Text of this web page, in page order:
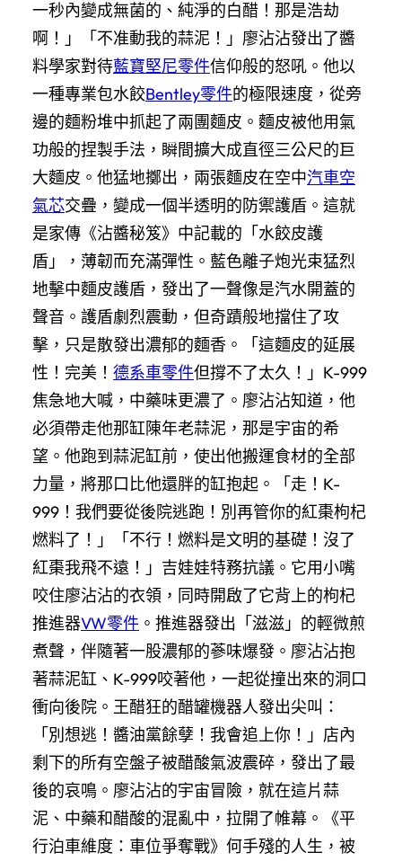
一秒內變成無菌的、純淨的白醋！那是浩劫
啊！」「不准動我的蒜泥！」廖沾沾發出了醬
料學家對待藍寶堅尼零件信仰般的怒吼。他以
一種專業包水餃Bentley零件的極限速度，從旁
邊的麵粉堆中抓起了兩團麵皮。麵皮被他用氣
功般的捏製手法，瞬間擴大成直徑三公尺的巨
大麵皮。他猛地擲出，兩張麵皮在空中汽車空
氣芯交疊，變成一個半透明的防禦護盾。這就
是家傳《沾醬秘笈》中記載的「水餃皮護
盾」，薄韌而充滿彈性。藍色離子炮光束猛烈
地擊中麵皮護盾，發出了一聲像是汽水開蓋的
聲音。護盾劇烈震動，但奇蹟般地擋住了攻
擊，只是散發出濃郁的麵香。「這麵皮的延展
性！完美！ 德系車零件但撐不了太久！」K-999
焦急地大喊，中藥味更濃了。廖沾沾知道，他
必須帶走他那缸陳年老蒜泥，那是宇宙的希
望。他跑到蒜泥缸前，使出他搬運食材的全部
力量，將那口比他還胖的缸抱起。「走！K-
999！我們要從後院逃跑！別再管你的紅棗枸杞
燃料了！」「不行！燃料是文明的基礎！沒了
紅棗我飛不遠！」吉娃娃特務抗議。它用小嘴
咬住廖沾沾的衣領，同時開啟了它背上的枸杞
推進器VW零件 。推進器發出「滋滋」的輕微煎
煮聲，伴隨著一股濃郁的蔘味爆發。廖沾沾抱
著蒜泥缸、K-999咬著他，一起從撞出來的洞口
衝向後院。王醋狂的醋罐機器人發出尖叫：
「別想逃！醬油黨餘孽！我會追上你！」店內
剩下的所有空盤子被醋酸氣波震碎，發出了最
後的哀鳴。廖沾沾的宇宙冒險，就在這片蒜
泥、中藥和醋酸的混亂中，拉開了帷幕。《平
行泊車維度：車位爭奪戰》何手殘的人生，被